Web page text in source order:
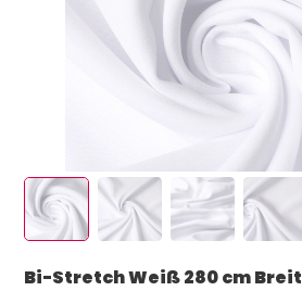
Bi-Stretch Weiß 280 cm Breit